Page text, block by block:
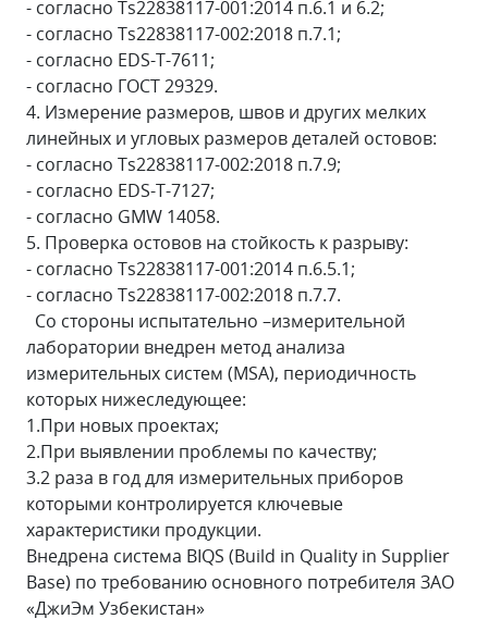
- согласно Ts22838117-001:2014 п.6.1 и 6.2;
- согласно Ts22838117-002:2018 п.7.1;
- согласно EDS-T-7611;
- согласно ГОСТ 29329.
4. Измерение размеров, швов и других мелких
линейных и угловых размеров деталей остовов:
- согласно Ts22838117-002:2018 п.7.9;
- согласно EDS-T-7127;
- согласно GMW 14058.
5. Проверка остовов на стойкость к разрыву:
- согласно Ts22838117-001:2014 п.6.5.1;
- согласно Ts22838117-002:2018 п.7.7.
Со стороны испытательно –измерительной
лаборатории внедрен метод анализа
измерительных систем (MSA), периодичность
которых нижеследующее:
1.При новых проектах;
2.При выявлении проблемы по качеству;
3.2 раза в год для измерительных приборов
которыми контролируется ключевые
характеристики продукции.
Внедрена система BIQS (Build in Quality in Supplier
Base) по требованию основного потребителя ЗАО
«ДжиЭм Узбекистан»